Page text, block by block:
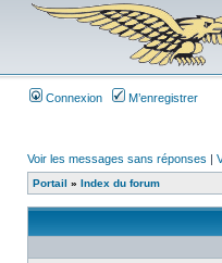
Connexion M’enregistrer
Voir les messages sans réponses |
Portail » Index du forum